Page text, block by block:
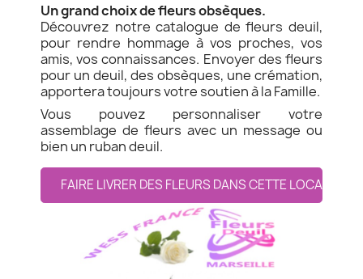
Un grand choix de fleurs obsèques.
Découvrez notre catalogue de fleurs deuil,
pour rendre hommage à vos proches, vos
amis, vos connaissances. Envoyer des fleurs
pour un deuil, des obsèques, une crémation,
apportera toujours votre soutien à la Famille.
Vous pouvez personnaliser votre
assemblage de fleurs avec un message ou
bien un ruban deuil.
FAIRE LIVRER DES FLEURS DANS CETTE LOCALITE